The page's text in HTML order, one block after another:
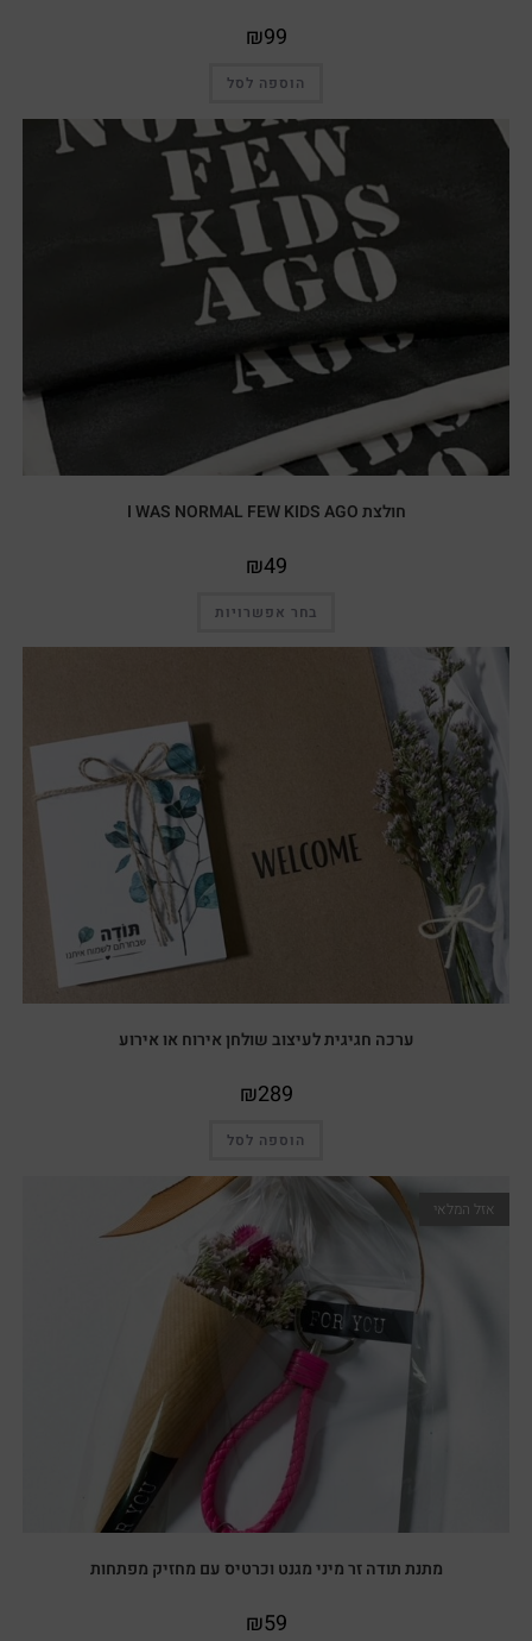
₪99
הוספה לסל
חולצת I WAS NORMAL FEW KIDS AGO
₪49
בחר אפשרויות
ערכה חגיגית לעיצוב שולחן אירוח או אירוע
₪289
הוספה לסל
אזל המלאי
מתנת תודה זר מיני מגנט וכרטיס עם מחזיק מפתחות
₪59